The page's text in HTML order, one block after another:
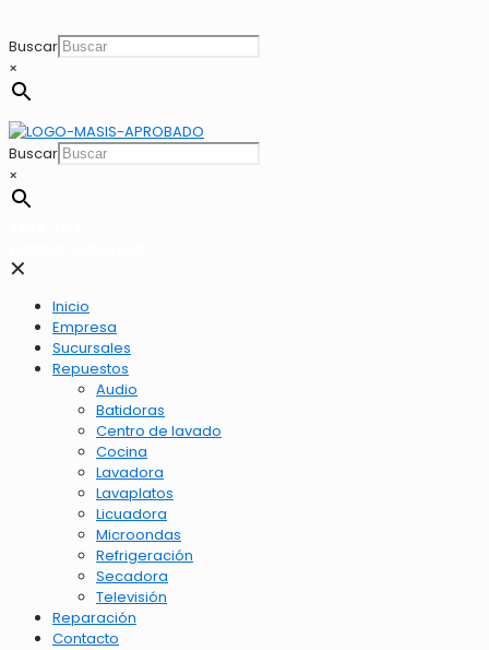
Buscar
×
Buscar
×
✕
Inicio
Empresa
Sucursales
Repuestos
Audio
Batidoras
Centro de lavado
Cocina
Lavadora
Lavaplatos
Licuadora
Microondas
Refrigeración
Secadora
Televisión
Reparación
Contacto